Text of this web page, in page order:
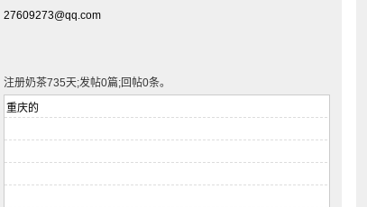
27609273@qq.com
注册奶茶735天;发帖0篇;回帖0条。